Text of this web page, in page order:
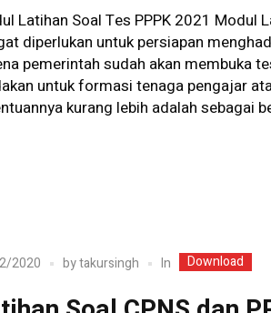
Latihan Soal Tes PPPK 2021 Modul
diperlukan untuk persiapan
pemerintah sudah akan membuka
untuk formasi tenaga pengajar
kurang lebih adalah sebagai
2020 bytakursingh In Download